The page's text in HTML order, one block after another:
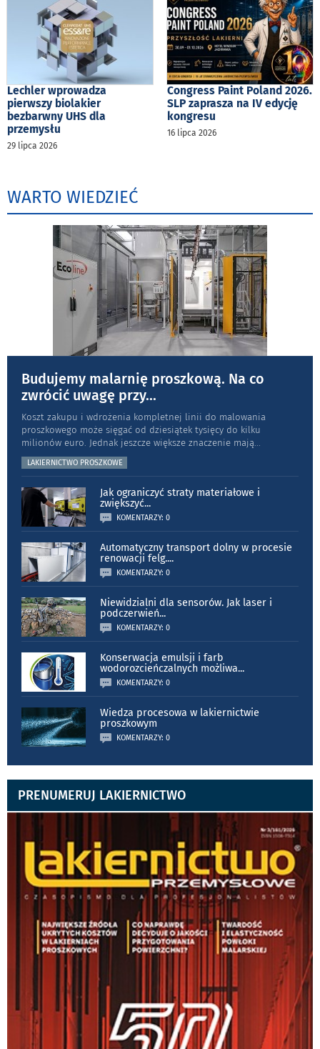
Lechler wprowadza
pierwszy biolakier
bezbarwny UHS dla
przemysłu
29 lipca 2026
Congress Paint Poland 2026.
SLP zaprasza na IV edycję
kongresu
16 lipca 2026
WARTO WIEDZIEĆ
Budujemy malarnię proszkową. Na co
zwrócić uwagę przy...
Koszt zakupu i wdrożenia kompletnej linii do malowania
proszkowego może sięgać od dziesiątek tysięcy do kilku
milionów euro. Jednak jeszcze większe znaczenie mają...
LAKIERNICTWO PROSZKOWE
Jak ograniczyć straty materiałowe i
zwiększyć...
KOMENTARZY: 0
Automatyczny transport dolny w procesie
renowacji felg....
KOMENTARZY: 0
Niewidzialni dla sensorów. Jak laser i
podczerwień...
KOMENTARZY: 0
Konserwacja emulsji i farb
wodorozcieńczalnych możliwa...
KOMENTARZY: 0
Wiedza procesowa w lakiernictwie
proszkowym
KOMENTARZY: 0
PRENUMERUJ LAKIERNICTWO